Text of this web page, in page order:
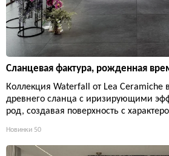
Сланцевая фактура, рожденная
Коллекция Waterfall от Lea Ceramiche
древнего сланца с иризирующими
род, создавая поверхность с
Новинки 50